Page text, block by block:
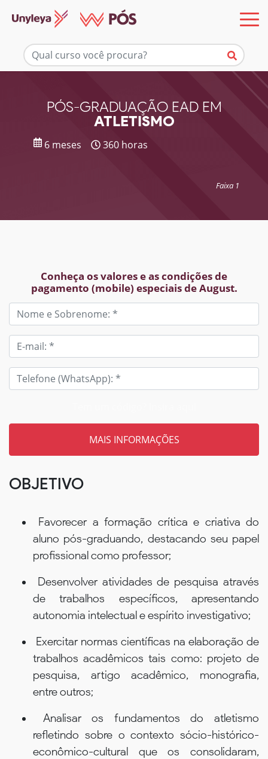
PÓS-GRADUAÇÃO EAD EM
ATLETISMO
6 meses 360 horas
Faixa 1
Conheça os valores e as condições de
pagamento (mobile) especiais de August.
Mais informações
OBJETIVO
Favorecer a formação crítica e criativa do
aluno pós-graduando, destacando seu papel
profissional como professor;
Desenvolver atividades de pesquisa através
de trabalhos específicos, apresentando
autonomia intelectual e espírito investigativo;
Exercitar normas científicas na elaboração de
trabalhos acadêmicos tais como: projeto de
pesquisa, artigo acadêmico, monografia,
entre outros;
Analisar os fundamentos do atletismo
refletindo sobre o contexto sócio-histórico-
econômico-cultural que os consolidaram,